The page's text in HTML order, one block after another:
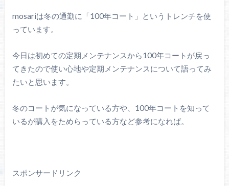
mosariは冬の通勤に「100年コート」というトレンチを使
っています。
今日は初めての定期メンテナンスから100年コートが戻っ
てきたので使い心地や定期メンテナンスについて語ってみ
たいと思います。
冬のコートが気になっている方や、100年コートを知って
いるが購入をためらっている方など参考になれば。
スポンサードリンク